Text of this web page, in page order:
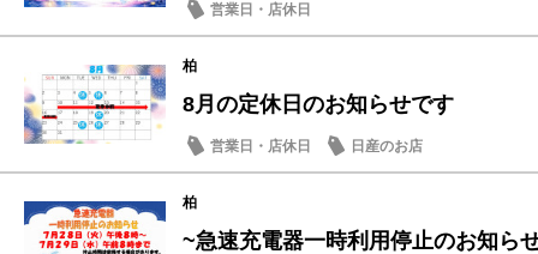
営業日・店休日
柏
8月の定休日のお知らせです
営業日・店休日 日産のお店
柏
~急速充電器一時利用停止のお知ら